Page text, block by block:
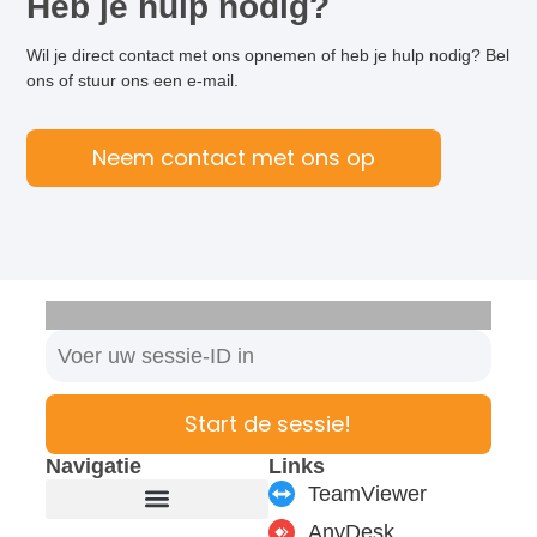
Wil je direct contact met ons opnemen of heb je hulp nodig? Bel
ons of stuur ons een e-mail.
Neem contact met ons op
Navigatie
Links
TeamViewer
AnyDesk
Start de sessie!